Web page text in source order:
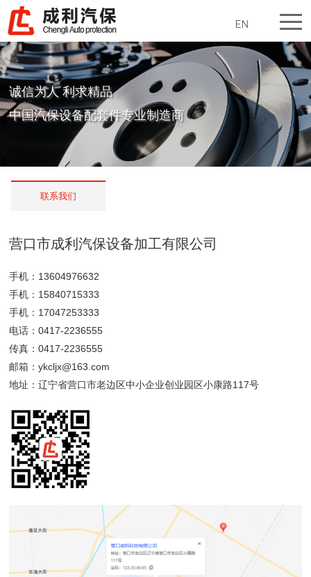
EN
诚信为人 利求精品
中国汽保设备配套件专业制造商
联系我们
营口市成利汽保设备加工有限公司
手机：13604976632
手机：15840715333
手机：17047253333
电话：0417-2236555
传真：0417-2236555
邮箱：ykcljx@163.com
地址：辽宁省营口市老边区中小企业创业园区小康路117号